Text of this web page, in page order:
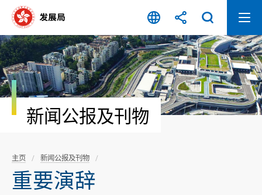
容
开
始
新闻公报及刊物
主页 新闻公报及刊物
重要演辞